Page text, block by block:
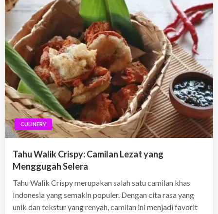
CULINERY
Tahu Walik Crispy: Camilan Lezat yang
Menggugah Selera
Tahu Walik Crispy merupakan salah satu camilan khas
Indonesia yang semakin populer. Dengan cita rasa yang
unik dan tekstur yang renyah, camilan ini menjadi favorit